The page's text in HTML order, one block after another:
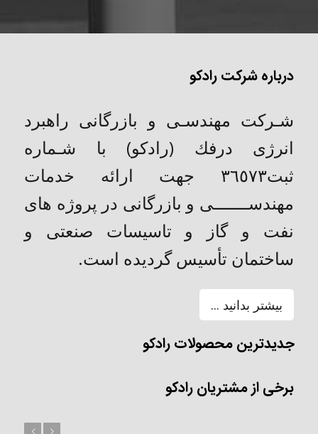
درباره شرکت رادکو
شـركت مهندسـی و بازرگانی راهبرد
انرژی درفك (رادکو) با شـماره
ثبت٣٦٥٧٣ جهت ارائه خدمات
مهندســـــــی و بازرگانی در پروژه های
نفت و گاز و تاسیسات صنعتی و
ساختمان تأسیس گردیده است.
بیشتر بدانید ...
جدیدترین محصولات رادکو
برخی از مشتریان رادکو